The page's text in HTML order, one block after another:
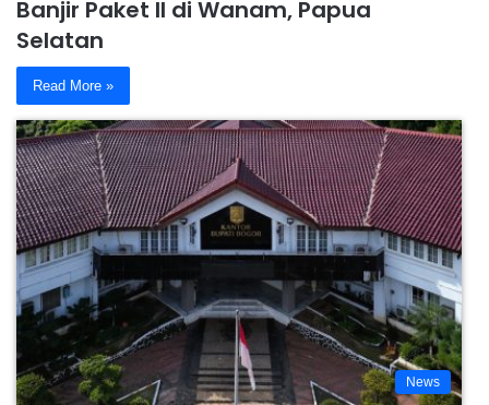
Banjir Paket II di Wanam, Papua
Selatan
Read More »
News